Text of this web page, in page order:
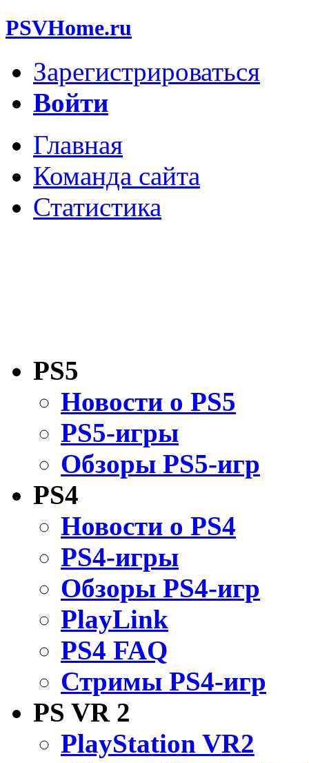
PSVHome.ru
Зарегистрироваться
Войти
Главная
Команда сайта
Статистика
PS5
Новости о PS5
PS5-игры
Обзоры PS5-игр
PS4
Новости о PS4
PS4-игры
Обзоры PS4-игр
PlayLink
PS4 FAQ
Стримы PS4-игр
PS VR 2
PlayStation VR2